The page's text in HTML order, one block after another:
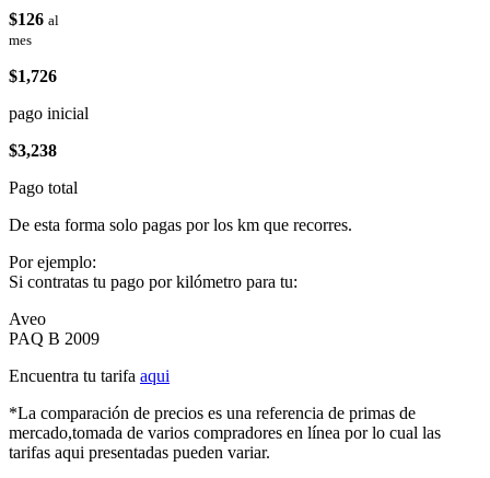
$126 al
mes
$1,726
pago inicial
$3,238
Pago total
De esta forma solo pagas por los km que recorres.
Por ejemplo:
Si contratas tu pago por kilómetro para tu:
Aveo
PAQ B 2009
Encuentra tu tarifa aqui
*La comparación de precios es una referencia de primas de
mercado,tomada de varios compradores en línea por lo cual las
tarifas aqui presentadas pueden variar.